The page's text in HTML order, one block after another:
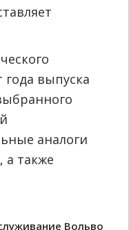
года выпуска
аналоги
а также
Вольво